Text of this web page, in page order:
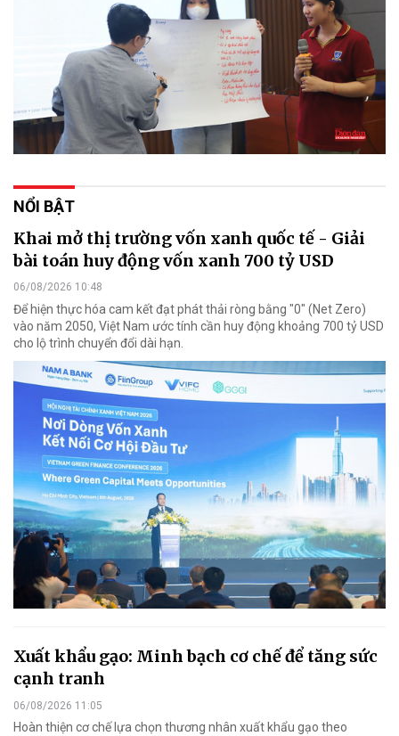
NỔI BẬT
Khai mở thị trường vốn xanh quốc tế - Giải
bài toán huy động vốn xanh 700 tỷ USD
06/08/2026 10:48
Để hiện thực hóa cam kết đạt phát thải ròng bằng "0" (Net Zero)
vào năm 2050, Việt Nam ước tính cần huy động khoảng 700 tỷ USD
cho lộ trình chuyển đổi dài hạn.
Xuất khẩu gạo: Minh bạch cơ chế để tăng sức
cạnh tranh
06/08/2026 11:05
Hoàn thiện cơ chế lựa chọn thương nhân xuất khẩu gạo theo